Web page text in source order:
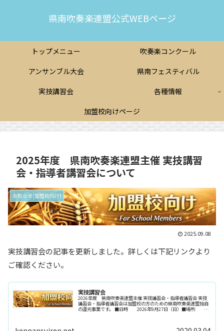
県南吹奏楽連盟公式WEBページ
トップメニュー
吹奏楽コンクール
アンサンブル大会
県南フェスティバル
実技講習会
各種情報
加盟校向けページ
2025年度 県南吹奏楽連盟主催 実技講習
会・指導者講習会について
お知らせ(加盟校向け)
2025.09.08
実技講習会の記事を更新しました。詳しくは下記リンクより
ご確認ください。
実技講習会
2026年度 県南吹奏楽連盟主催 実技講習会・指導者講習会 実技
講習会・指導者講習会は加盟校の方のための県南吹奏楽連盟独自
の還元事業です。 ■日時 2026年9月27日（日）■場所 横